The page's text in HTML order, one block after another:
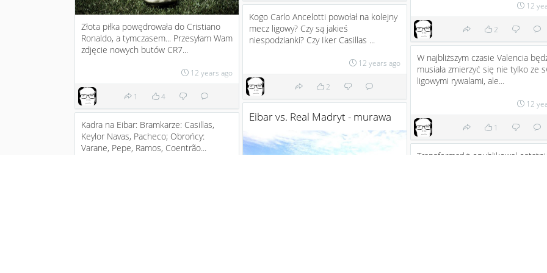
Złota piłka powędrowała do Cristiano
Ronaldo , a tymczasem... Przesyłam Wam
zdjęcie nowych butów CR7...
12 years ago
1 4
12
2
Kogo Carlo Ancelotti powołał na kolejny
mecz ligowy? Czy są jakieś
niespodzianki? Czy Iker Casillas ...
12 years ago
2
W najbliższym czasie Valencia
musiała zmierzyć się nie tylko ze
ligowymi rywalami, ale...
12
1
Eibar vs. Real Madryt - murawa
Kadra na Eibar: Bramkarze: Casillas,
Keylor Navas, Pacheco; Obrońcy:
Varane, Pepe, Ramos, Coentrão...
Transfermarkt opublikował